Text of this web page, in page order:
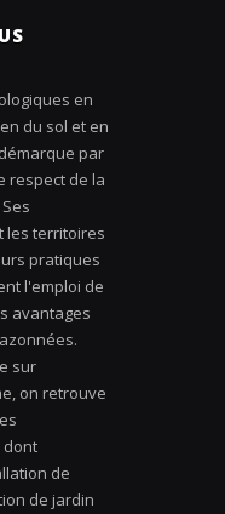
en
du sol et en
par
respect de la
les territoires
pratiques
l'emploi de
avantages
sur
on retrouve
dont
de
de jardin